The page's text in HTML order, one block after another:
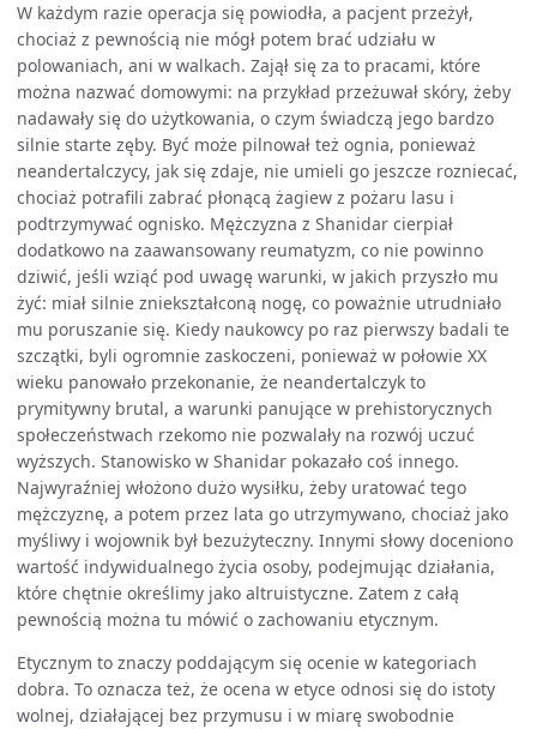
W każdym razie operacja się powiodła, a pacjent przeżył,
chociaż z pewnością nie mógł potem brać udziału w
polowaniach, ani w walkach. Zajął się za to pracami, które
można nazwać domowymi: na przykład przeżuwał skóry, żeby
nadawały się do użytkowania, o czym świadczą jego bardzo
silnie starte zęby. Być może pilnował też ognia, ponieważ
neandertalczycy, jak się zdaje, nie umieli go jeszcze rozniecać,
chociaż potrafili zabrać płonącą żagiew z pożaru lasu i
podtrzymywać ognisko. Mężczyzna z Shanidar cierpiał
dodatkowo na zaawansowany reumatyzm, co nie powinno
dziwić, jeśli wziąć pod uwagę warunki, w jakich przyszło mu
żyć: miał silnie zniekształconą nogę, co poważnie utrudniało
mu poruszanie się. Kiedy naukowcy po raz pierwszy badali te
szczątki, byli ogromnie zaskoczeni, ponieważ w połowie XX
wieku panowało przekonanie, że neandertalczyk to
prymitywny brutal, a warunki panujące w prehistorycznych
społeczeństwach rzekomo nie pozwalały na rozwój uczuć
wyższych. Stanowisko w Shanidar pokazało coś innego.
Najwyraźniej włożono dużo wysiłku, żeby uratować tego
mężczyznę, a potem przez lata go utrzymywano, chociaż jako
myśliwy i wojownik był bezużyteczny. Innymi słowy doceniono
wartość indywidualnego życia osoby, podejmując działania,
które chętnie określimy jako altruistyczne. Zatem z całą
pewnością można tu mówić o zachowaniu etycznym.
Etycznym to znaczy poddającym się ocenie w kategoriach
dobra. To oznacza też, że ocena w etyce odnosi się do istoty
wolnej, działającej bez przymusu i w miarę swobodnie